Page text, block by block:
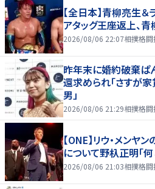
【全日本】青柳亮生
アタッグ王座返上、
2026/08/06 22:07相撲格闘
昨年末に婚約破棄ぱ
還求められ「さすが
男」
2026/08/06 21:29相撲格闘
【ONE】リウ・メンヤ
について野杁正明「
2026/08/06 21:03相撲格闘